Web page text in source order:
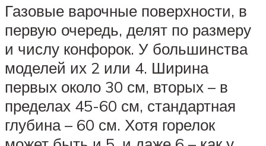
Газовые варочные поверхности, в
первую очередь, делят по размеру
и числу конфорок. У большинства
моделей их 2 или 4. Ширина
первых около 30 см, вторых – в
пределах 45-60 см, стандартная
глубина – 60 см. Хотя горелок